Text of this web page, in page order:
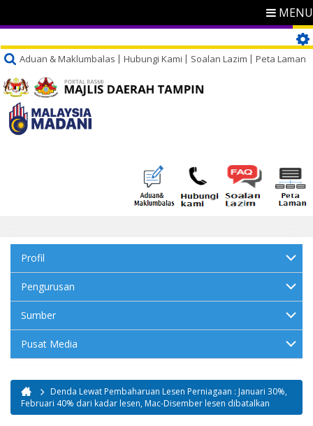
MENU
Aduan & Maklumbalas Hubungi Kami Soalan Lazim Peta Laman
Profil
Pengurusan
Sumber
Pusat Media
Anda di sini
Denda Lewat Pembaharuan Lesen Perniagaan : Januari 30%,
Februari 40% dari kadar lesen, Mac-Disember lesen dibatalkan